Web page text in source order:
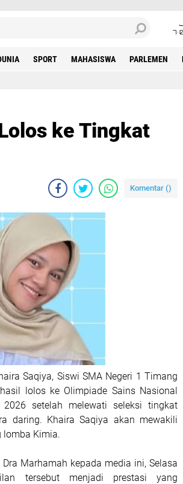
SPORT MAHASISWA PARLEMEN
ke Tingkat
Komentar ()
Saqiya, Siswi SMA Negeri 1 Timang
lolos ke Olimpiade Sains Nasional
setelah melewati seleksi tingkat
daring. Khaira Saqiya akan mewakili
lomba Kimia.
Marhamah kepada media ini, Selasa
tersebut menjadi prestasi yang